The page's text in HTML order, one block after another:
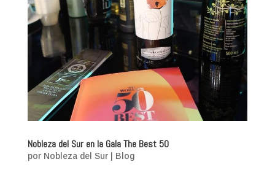
Nobleza del Sur en la Gala The Best 50
por Nobleza del Sur| Blog